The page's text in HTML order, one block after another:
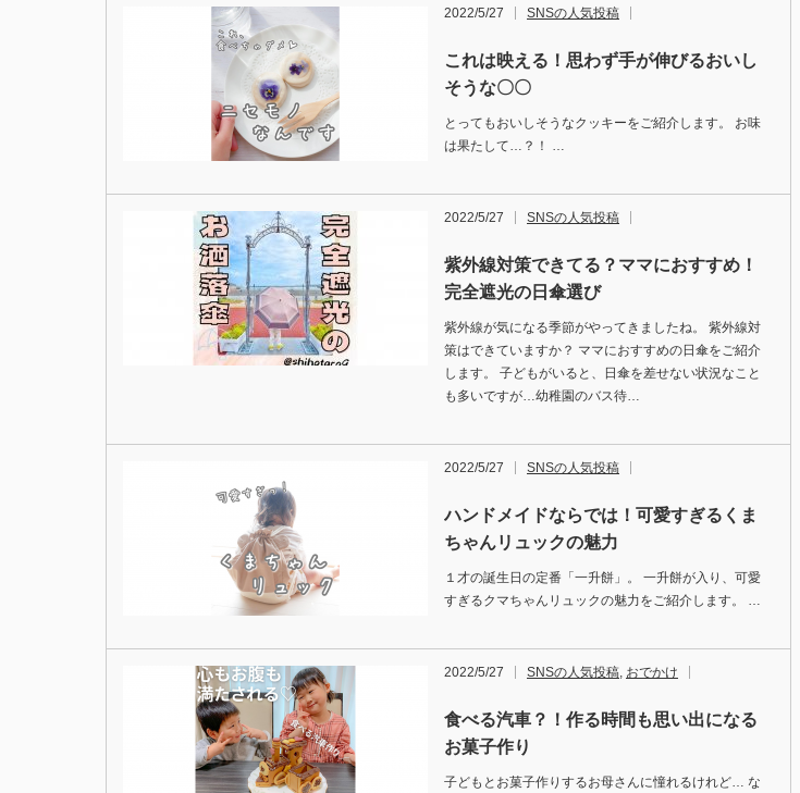
2022/5/27 SNSの人気投稿
これは映える！思わず手が伸びるおいし
そうな〇〇
とってもおいしそうなクッキーをご紹介します。 お味
は果たして…？！ …
2022/5/27 SNSの人気投稿
紫外線対策できてる？ママにおすすめ！
完全遮光の日傘選び
紫外線が気になる季節がやってきましたね。 紫外線対
策はできていますか？ ママにおすすめの日傘をご紹介
します。 子どもがいると、日傘を差せない状況なこと
も多いですが…幼稚園のバス待…
2022/5/27 SNSの人気投稿
ハンドメイドならでは！可愛すぎるくま
ちゃんリュックの魅力
１才の誕生日の定番「一升餅」。 一升餅が入り、可愛
すぎるクマちゃんリュックの魅力をご紹介します。 …
2022/5/27 SNSの人気投稿, おでかけ
食べる汽車？！作る時間も思い出になる
お菓子作り
子どもとお菓子作りするお母さんに憧れるけれど… な